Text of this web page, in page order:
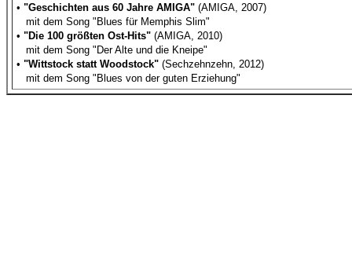
• "Geschichten aus 60 Jahre AMIGA" (AMIGA, 2007)
mit dem Song "Blues für Memphis Slim"
• "Die 100 größten Ost-Hits" (AMIGA, 2010)
mit dem Song "Der Alte und die Kneipe"
• "Wittstock statt Woodstock" (Sechzehnzehn, 2012)
mit dem Song "Blues von der guten Erziehung"